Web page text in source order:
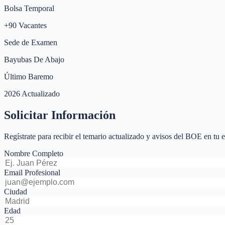
Bolsa Temporal
+90 Vacantes
Sede de Examen
Bayubas De Abajo
Último Baremo
2026 Actualizado
Solicitar Información
Regístrate para recibir el temario actualizado y avisos del BOE en tu
Nombre Completo
Email Profesional
Ciudad
Edad